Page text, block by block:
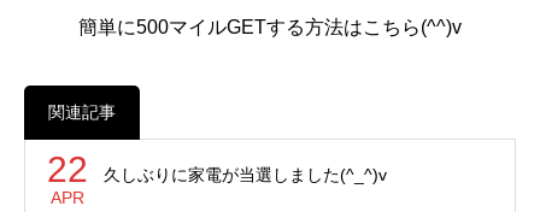
簡単に500マイルGETする方法はこちら(^^)v
関連記事
22
APR
久しぶりに家電が当選しました(^_^)v